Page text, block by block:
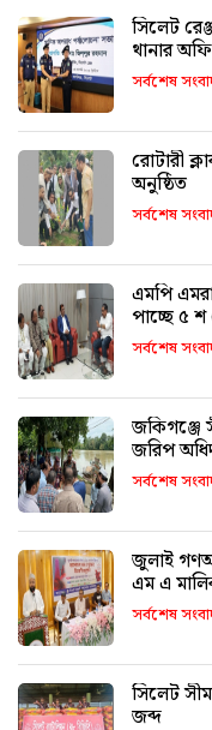
সিলেট
থানার
সর্বশেষ
রোটারী
অনুষ্ঠিত
সর্বশেষ
এমপি
পাচ্ছে ৫
সর্বশেষ
জকিগঞ্জে
জরিপ
সর্বশেষ
জুলাই
এম এ
সর্বশেষ
সিলেট
জব্দ